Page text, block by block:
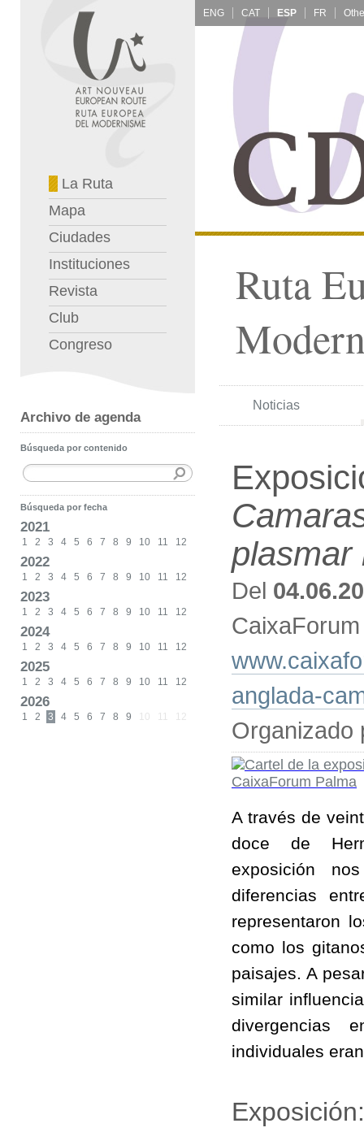
La Ruta
Mapa
Ciudades
Instituciones
Revista
Club
Congreso
Archivo de agenda
Búsqueda por contenido
Búsqueda por fecha
2021
1 2 3 4 5 6 7 8 9 10 11 12
2022
1 2 3 4 5 6 7 8 9 10 11 12
2023
1 2 3 4 5 6 7 8 9 10 11 12
2024
1 2 3 4 5 6 7 8 9 10 11 12
2025
1 2 3 4 5 6 7 8 9 10 11 12
2026
1 2 3 4 5 6 7 8 9 10 11 12
ENG CAT ESP FR
Ruta
Noticias
plasmar
Del
anglada-
Organizado
A través de
doce de
exposición
diferencias
representaron
como los
paisajes. A
similar
divergencias
individuales